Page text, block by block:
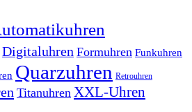
Digitaluhren Formuhren Funkuhren
Quarzuhren Retrouhren
Titanuhren XXL-Uhren